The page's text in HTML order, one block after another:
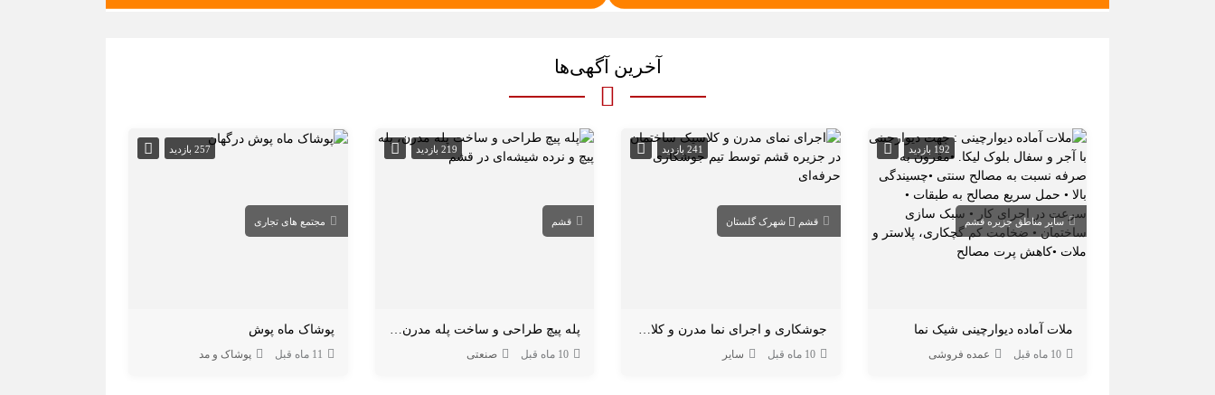
آخرین آگهی‌ها
192 بازدید
سایر مناطق جزیره قشم
ملات آماده دیوارچینی شیک نما
10 ماه قبل عمده فروشی
241 بازدید
قشم شهرک گلستان
10 ماه قبل سایر
219 بازدید
قشم
10 ماه قبل صنعتی
257 بازدید
مجتمع های تجاری
پوشاک ماه پوش
11 ماه قبل پوشاک و مد